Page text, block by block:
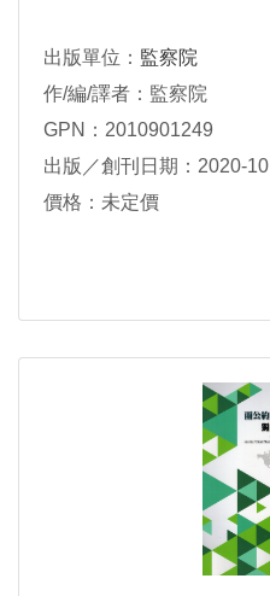
出版單位： 監察院
作/編/譯者：監察院
GPN：2010901249
出版／創刊日期：2020-10
價格：未定價